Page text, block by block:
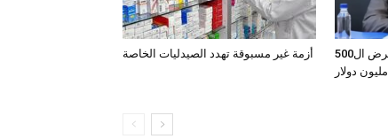
أزمة غير مسبوقة تهدد الصيدليات الخاصة
النائب ماهر الكتاري ومعضلة قرض ال500
مليون دولار